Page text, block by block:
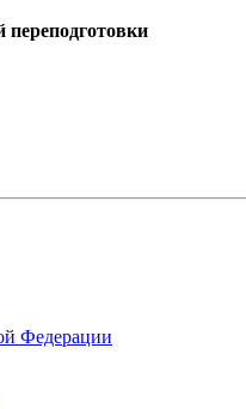
Федерации